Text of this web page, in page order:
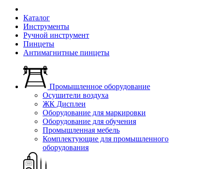
Каталог
Инструменты
Ручной инструмент
Пинцеты
Антимагнитные пинцеты
Промышленное оборудование
Осушители воздуха
ЖК Дисплеи
Оборудование для маркировки
Оборудование для обучения
Промышленная мебель
Комплектующие для промышленного
оборудования